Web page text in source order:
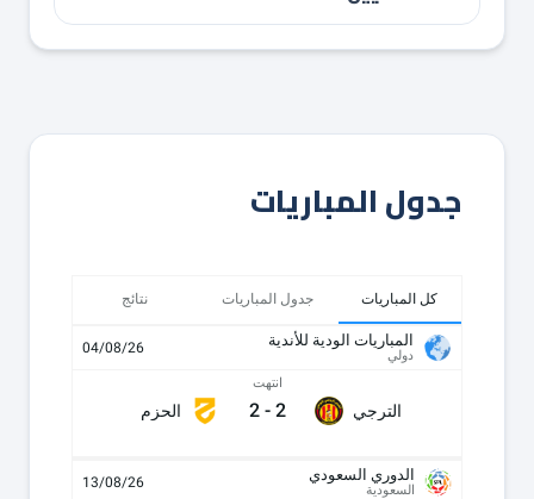
جدول المباريات
كل المباريات جدول المباريات نتائج
المباريات الودية للأندية
دولي 04/08/26
الترجي
انتهت
2
-
2 الحزم
الدوري السعودي
السعودية 13/08/26